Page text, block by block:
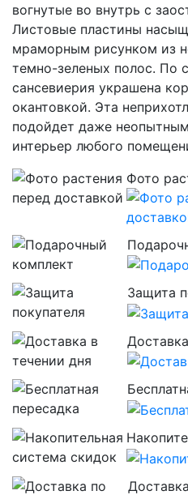
вогнутые во внутрь с
Листовые пластины
мраморным рисунком из
темно-зеленых полос. По
сансевиерия украшена
окантовкой. Эта
подойдет даже
интерьер любого
Фото
Защита